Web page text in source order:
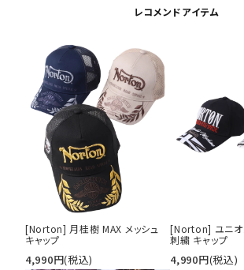
レコメンドアイテム
[Norton] 月桂樹 MAX メッシュ
キャップ
4,990円(税込)
[Norton] ユニオ
刺繍 キャップ
4,990円(税込)